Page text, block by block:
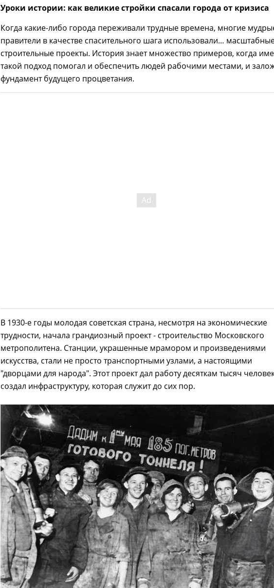
Уроки истории: как великие стройки спасали города от кризиса
Когда какие-либо города переживали трудные времена, многие
правители в качестве спасительного шага использовали…
строительные проекты. История знает множество примеров, когда
такой подход помогал и обеспечить людей рабочими местами, и
фундамент будущего процветания.
В 1930-е годы молодая советская страна, несмотря на экономические
трудности, начала грандиозный проект - строительство Московского
метрополитена. Станции, украшенные мрамором и произведениями
искусства, стали не просто транспортными узлами, а настоящими
"дворцами для народа". Этот проект дал работу десяткам тысяч
создал инфраструктуру, которая служит до сих пор.